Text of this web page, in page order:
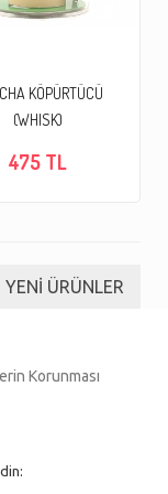
KÖPÜRTÜCÜ
(WHISK)
475 TL
ÜRÜNLER
Korunması